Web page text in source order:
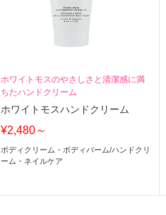
ホワイトモスのやさしさと清潔感に満
ちたハンドクリーム
ホワイトモスハンドクリーム
¥2,480～
ボディクリーム・ボディバーム/ハンドクリ
ーム・ネイルケア